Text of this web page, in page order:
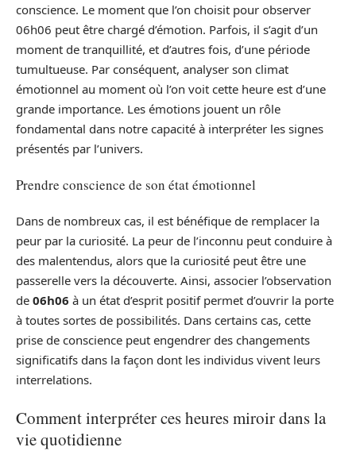
conscience. Le moment que l’on choisit pour observer
06h06 peut être chargé d’émotion. Parfois, il s’agit d’un
moment de tranquillité, et d’autres fois, d’une période
tumultueuse. Par conséquent, analyser son climat
émotionnel au moment où l’on voit cette heure est d’une
grande importance. Les émotions jouent un rôle
fondamental dans notre capacité à interpréter les signes
présentés par l’univers.
Prendre conscience de son état émotionnel
Dans de nombreux cas, il est bénéfique de remplacer la
peur par la curiosité. La peur de l’inconnu peut conduire à
des malentendus, alors que la curiosité peut être une
passerelle vers la découverte. Ainsi, associer l’observation
de 06h06 à un état d’esprit positif permet d’ouvrir la porte
à toutes sortes de possibilités. Dans certains cas, cette
prise de conscience peut engendrer des changements
significatifs dans la façon dont les individus vivent leurs
interrelations.
Comment interpréter ces heures miroir dans la
vie quotidienne